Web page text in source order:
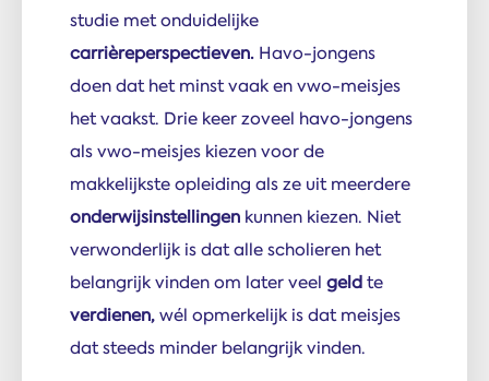
studie met onduidelijke
carrièreperspectieven. Havo-jongens
doen dat het minst vaak en vwo-meisjes
het vaakst. Drie keer zoveel havo-jongens
als vwo-meisjes kiezen voor de
makkelijkste opleiding als ze uit meerdere
onderwijsinstellingen kunnen kiezen. Niet
verwonderlijk is dat alle scholieren het
belangrijk vinden om later veel geldte
verdienen,wél opmerkelijk is dat meisjes
dat steeds minder belangrijk vinden.